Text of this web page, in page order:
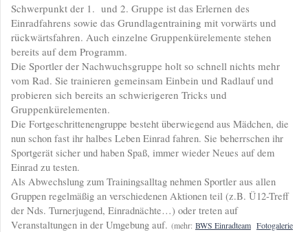
Schwerpunkt der 1. und 2. Gruppe ist das Erlernen des
Einradfahrens sowie das Grundlagentraining mit vorwärts und
rückwärtsfahren. Auch einzelne Gruppenkürelemente stehen
bereits auf dem Programm.
Die Sportler der Nachwuchsgruppe holt so schnell nichts mehr
vom Rad. Sie trainieren gemeinsam Einbein und Radlauf und
probieren sich bereits an schwierigeren Tricks und
Gruppenkürelementen.
Die Fortgeschrittenengruppe besteht überwiegend aus Mädchen, die
nun schon fast ihr halbes Leben Einrad fahren. Sie beherrschen ihr
Sportgerät sicher und haben Spaß, immer wieder Neues auf dem
Einrad zu testen.
Als Abwechslung zum Trainingsalltag nehmen Sportler aus allen
Gruppen regelmäßig an verschiedenen Aktionen teil (z.B. Ü12-Treff
der Nds. Turnerjugend, Einradnächte…) oder treten auf
Veranstaltungen in der Umgebung auf. (mehr: BWS Einradteam Fotogalerie